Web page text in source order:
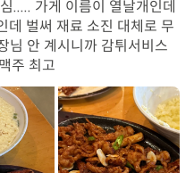
..... 가게 이름이 열날개인데
데 벌써 재료 소진 대체로 무
님 안 계시니까 감튀서비스
주 최고